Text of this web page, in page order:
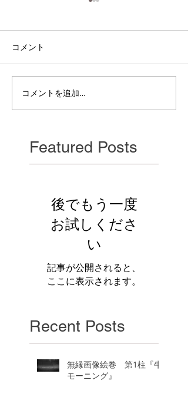
コメント
コメントを追加…
Featured Posts
後でもう一度
お試しくださ
い
記事が公開されると、
ここに表示されます。
Recent Posts
無縁画像絵巻 第1柱『牛
モーニング』